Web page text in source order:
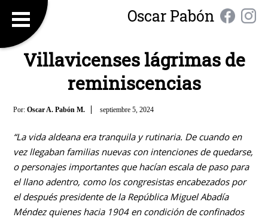
Oscar Pabón
Villavicenses lágrimas de
reminiscencias
Por:Oscar A. Pabón M. septiembre 5, 2024
“La vida aldeana era tranquila y rutinaria. De cuando en
vez llegaban familias nuevas con intenciones de quedarse,
o personajes importantes que hacían escala de paso para
el llano adentro, como los congresistas encabezados por
el después presidente de la República Miguel Abadía
Méndez quienes hacia 1904 en condición de confinados